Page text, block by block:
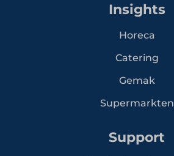
Insights
Horeca
Catering
Gemak
Supermarkten
Support